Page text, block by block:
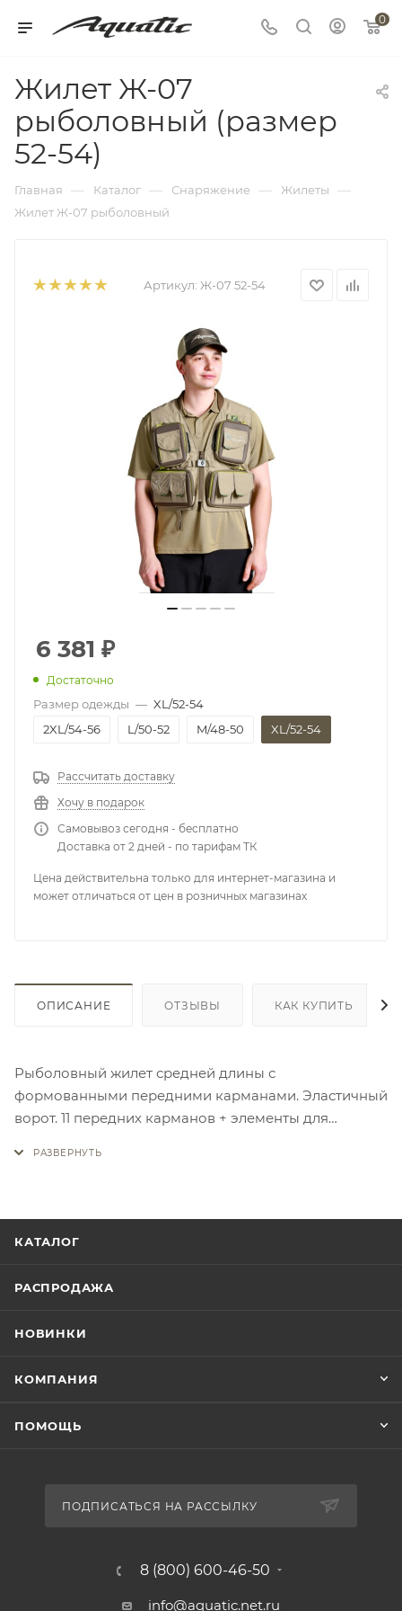
0
Жилет Ж-07
рыболовный (размер
52-54)
Главная — Каталог — Снаряжение — Жилеты —
Жилет Ж-07 рыболовный
Артикул: Ж-07 52-54
6 381 ₽
Достаточно
Размер одежды — XL/52-54
2XL/54-56
L/50-52 M/48-50 XL/52-54
Рассчитать доставку
Хочу в подарок
Самовывоз сегодня - бесплатно
Доставка от 2 дней - по тарифам ТК
Цена действительна только для интернет-магазина и
может отличаться от цен в розничных магазинах
ОПИСАНИЕ ОТЗЫВЫ КАК КУПИТЬ
Рыболовный жилет средней длины с
формованными передними карманами. Эластичный
ворот. 11 передних карманов + элементы для
КАТАЛОГ
РАСПРОДАЖА
НОВИНКИ
КОМПАНИЯ
ПОМОЩЬ
ПОДПИСАТЬСЯ НА РАССЫЛКУ
8 (800) 600-46-50
info@aquatic.net.ru